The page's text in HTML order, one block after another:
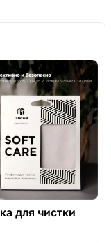
для чистки